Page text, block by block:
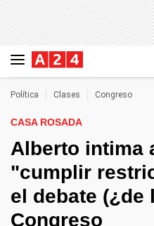
Política Clases Congreso
CASA ROSADA
Alberto intima
"cumplir
el debate (¿de
Congreso